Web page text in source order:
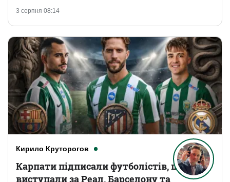
3 серпня 08:14
Кирило Круторогов
Карпати підписали футболістів, що
виступали за Реал, Барселону та